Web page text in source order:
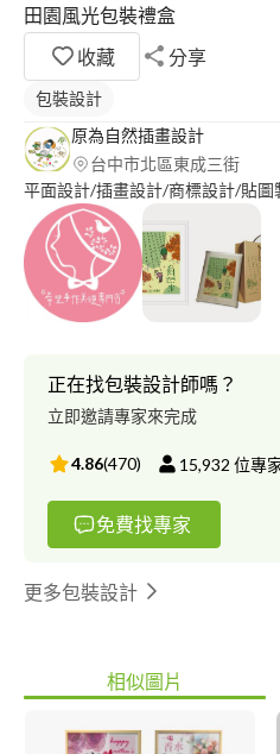
田園風光包裝禮盒
收藏
分享
包裝設計
原為自然插畫設計
台中市北區東成三街
平面設計/插畫設計/商標設計/貼圖
正在找包裝設計師嗎？
立即邀請專家來完成
4.86(470) 15,932 位專
免費找專家
更多包裝設計
相似圖片